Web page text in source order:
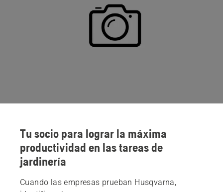
Tu socio para lograr la máxima
productividad en las tareas de
jardinería
Cuando las empresas prueban Husqvarna,